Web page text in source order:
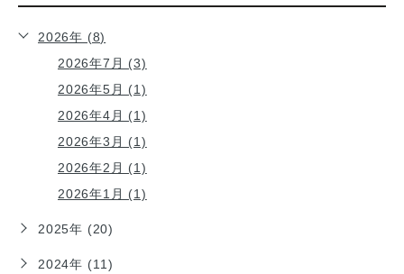
2026年 (8)
2026年7月 (3)
2026年5月 (1)
2026年4月 (1)
2026年3月 (1)
2026年2月 (1)
2026年1月 (1)
2025年 (20)
2024年 (11)